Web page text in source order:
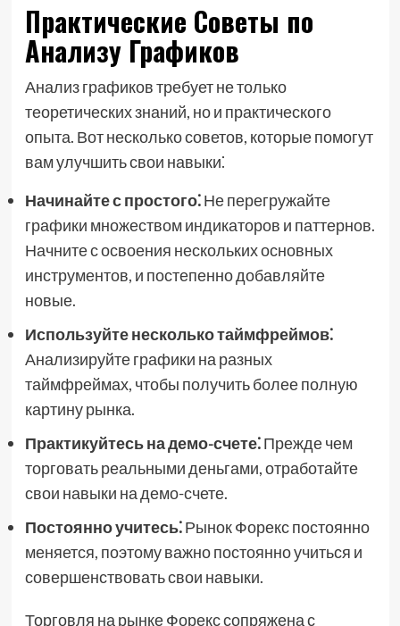
Практические Советы по
Анализу Графиков
Анализ графиков требует не только
теоретических знаний, но и практического
опыта. Вот несколько советов, которые помогут
вам улучшить свои навыки⁚
Начинайте с простого⁚Не перегружайте
графики множеством индикаторов и паттернов.
Начните с освоения нескольких основных
инструментов, и постепенно добавляйте
новые.
Используйте несколько таймфреймов⁚
Анализируйте графики на разных
таймфреймах, чтобы получить более полную
картину рынка.
Практикуйтесь на демо-счете⁚Прежде чем
торговать реальными деньгами, отработайте
свои навыки на демо-счете.
Постоянно учитесь⁚Рынок Форекс постоянно
меняется, поэтому важно постоянно учиться и
совершенствовать свои навыки.
Торговля на рынке Форекс сопряжена с